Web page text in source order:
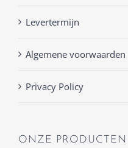
Levertermijn
Algemene voorwaarden
Privacy Policy
ONZE PRODUCTEN